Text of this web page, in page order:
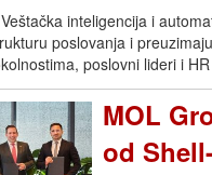
inteligencija i
poslovanja i
poslovni lideri i
MOL
od